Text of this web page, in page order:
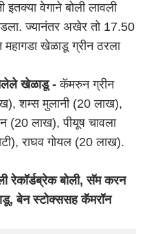
इतक्या वेगाने बोली लावली
ज्यानंतर अखेर तो 17.50
महागडा खेळाडू ग्रीन ठरला
खेळाडू -कॅमरुन ग्रीन
शम्स मुलानी (20 लाख),
(20 लाख), पीयूष चावला
राघव गोयल (20 लाख).
बोली, सॅम करन
बेन स्टोक्ससह कॅमरॉन